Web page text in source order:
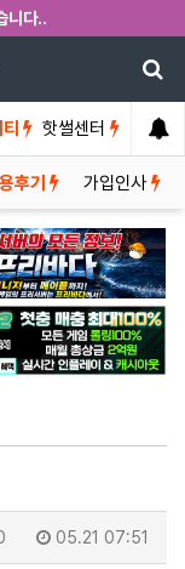
니다..
핫썰센터
후기 가입인사
05.21 07:51